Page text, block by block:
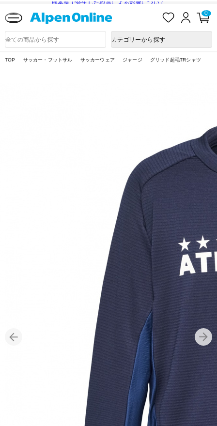
熊本県で発生した地震による影響について
入
ロ
ン
0
品
検
カテゴリーから探す
TOP サッカー・フットサル サッカーウェア ジャージ グリッド起毛TRシャツ